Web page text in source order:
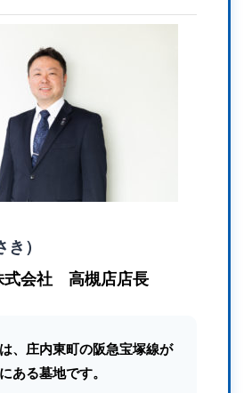
）
式会社 高槻店店長
、庄内東町の阪急宝塚線が
ある墓地です。